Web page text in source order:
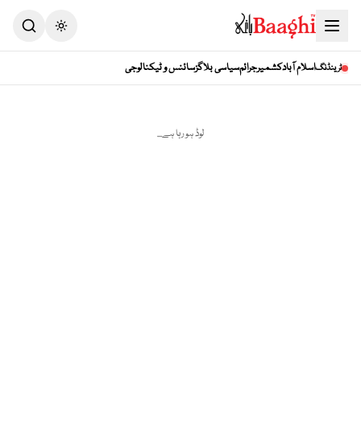
Toggle theme
ٹرینڈنگاسلام آبادکشمیرجرائمسیاسی بلاگزسائنس و ٹیکنالوجی
لوڈ ہو رہا ہے...